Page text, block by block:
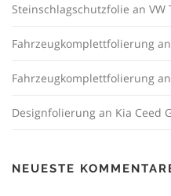
Steinschlagschutzfolie an VW
Fahrzeugkomplettfolierung
Fahrzeugkomplettfolierung
Designfolierung an Kia Ceed
NEUESTE